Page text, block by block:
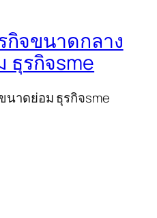
กิจขนาดกลาง
ธุรกิจsme
นาดย่อม ธุรกิจsme